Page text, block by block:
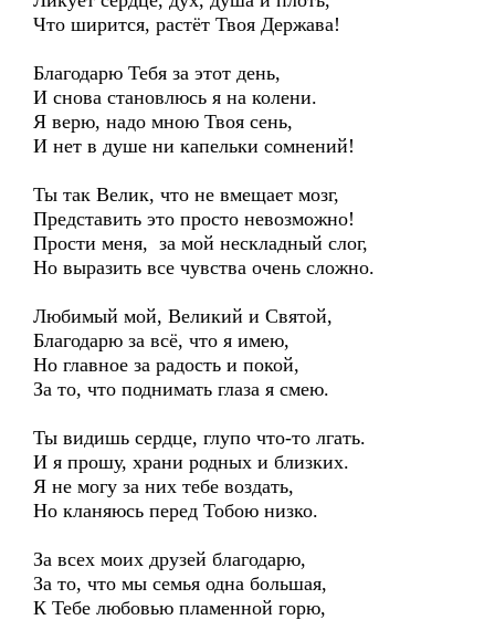
Что ширится, растёт Твоя Держава!
Благодарю Тебя за этот день,
И снова становлюсь я на колени.
Я верю, надо мною Твоя сень,
И нет в душе ни капельки сомнений!
Ты так Велик, что не вмещает мозг,
Представить это просто невозможно!
Прости меня, за мой нескладный слог,
Но выразить все чувства очень сложно.
Любимый мой, Великий и Святой,
Благодарю за всё, что я имею,
Но главное за радость и покой,
За то, что поднимать глаза я смею.
Ты видишь сердце, глупо что-то лгать.
И я прошу, храни родных и близких.
Я не могу за них тебе воздать,
Но кланяюсь перед Тобою низко.
За всех моих друзей благодарю,
За то, что мы семья одна большая,
К Тебе любовью пламенной горю,